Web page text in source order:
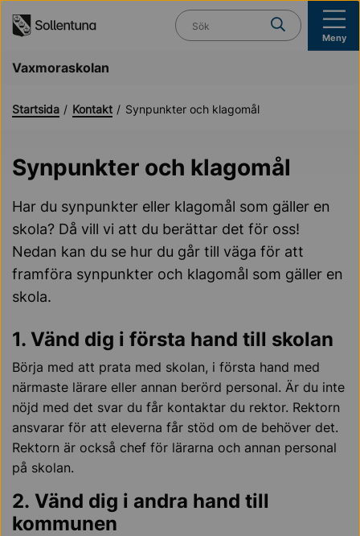
Vad söker du?
Meny
Vaxmoraskolan
Startsida Kontakt Synpunkter och klagomål
Synpunkter och klagomål
Har du synpunkter eller klagomål som gäller en
skola? Då vill vi att du berättar det för oss!
Nedan kan du se hur du går till väga för att
framföra synpunkter och klagomål som gäller en
skola.
1. Vänd dig i första hand till skolan
Börja med att prata med skolan, i första hand med
närmaste lärare eller annan berörd personal. Är du inte
nöjd med det svar du får kontaktar du rektor. Rektorn
ansvarar för att eleverna får stöd om de behöver det.
Rektorn är också chef för lärarna och annan personal
på skolan.
2. Vänd dig i andra hand till
kommunen